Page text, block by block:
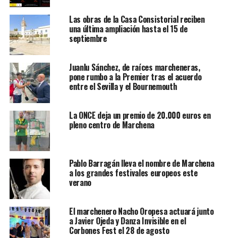
Las obras de la Casa Consistorial reciben
una última ampliación hasta el 15 de
septiembre
Juanlu Sánchez, de raíces marcheneras,
pone rumbo a la Premier tras el acuerdo
entre el Sevilla y el Bournemouth
La ONCE deja un premio de 20.000 euros en
pleno centro de Marchena
Pablo Barragán lleva el nombre de Marchena
a los grandes festivales europeos este
verano
El marchenero Nacho Oropesa actuará junto
a Javier Ojeda y Danza Invisible en el
Corbones Fest el 28 de agosto